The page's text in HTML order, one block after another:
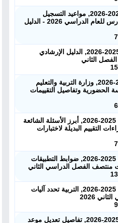
7. المدارس, الفصل الثاني, 2025-2026, مواعيد التسجيل
الإلكتروني ونقل الطلاب للمدارس للعام الدراسي 2026 - الدليل
8. الامتحانات, الفصل الثاني, 2025-2026, الدليل الإرشادي
الثاني
9. الدوام, الفصل الثاني, 2025-2026, وزارة التربية والتعليم
الحضورية وتفاصيل التقييمات
10. الامتحانات, الفصل الثاني, 2025-2026, أبرز الأسئلة الشائعة
التقييم البديلة لاختبارات
11. الامتحانات, الفصل الثاني, 2025-2026, ضوابط التطبيقات
منتصف الفصل الدراسي الثاني
12. الامتحانات, الفصل الثاني, 2025-2026, التربية تحدد آليات
2026
13. المدارس, الفصل الثاني, 2025-2026, تفاصيل تعديل موعد